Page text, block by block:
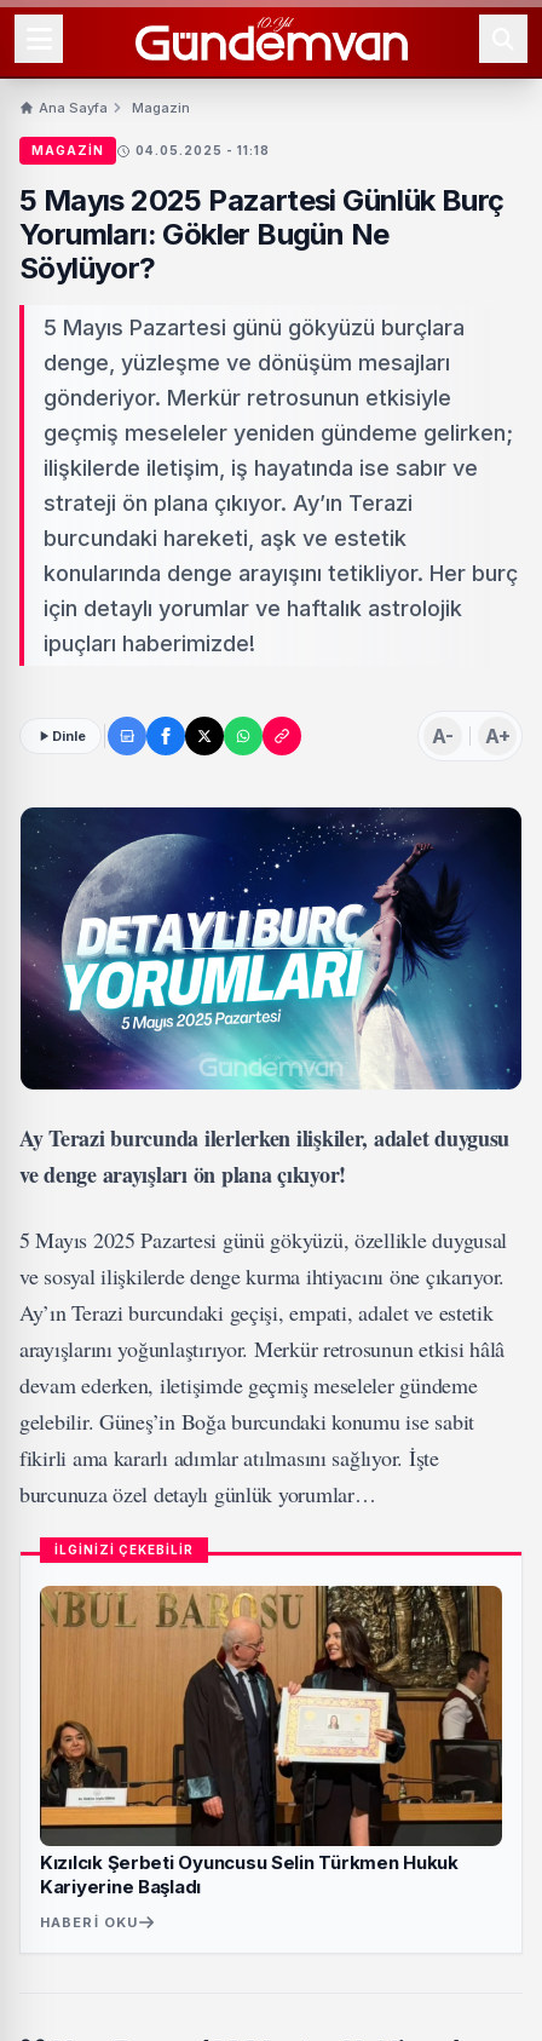
Ana Sayfa Magazin
MAGAZIN 04.05.2025 - 11:18
5 Mayıs 2025 Pazartesi Günlük Burç
Yorumları: Gökler Bugün Ne
Söylüyor?
5 Mayıs Pazartesi günü gökyüzü burçlara
denge, yüzleşme ve dönüşüm mesajları
gönderiyor. Merkür retrosunun etkisiyle
geçmiş meseleler yeniden gündeme gelirken;
ilişkilerde iletişim, iş hayatında ise sabır ve
strateji ön plana çıkıyor. Ay’ın Terazi
burcundaki hareketi, aşk ve estetik
konularında denge arayışını tetikliyor. Her burç
için detaylı yorumlar ve haftalık astrolojik
ipuçları haberimizde!
Dinle A- A+
Ay Terazi burcunda ilerlerken ilişkiler, adalet duygusu
ve denge arayışları ön plana çıkıyor!
5 Mayıs 2025 Pazartesi günü gökyüzü, özellikle duygusal
ve sosyal ilişkilerde denge kurma ihtiyacını öne çıkarıyor.
Ay’ın Terazi burcundaki geçişi, empati, adalet ve estetik
arayışlarını yoğunlaştırıyor. Merkür retrosunun etkisi hâlâ
devam ederken, iletişimde geçmiş meseleler gündeme
gelebilir. Güneş’in Boğa burcundaki konumu ise sabit
fikirli ama kararlı adımlar atılmasını sağlıyor. İşte
burcunuza özel detaylı günlük yorumlar…
İLGİNİZİ ÇEKEBİLİR
Kızılcık Şerbeti Oyuncusu Selin Türkmen Hukuk
Kariyerine Başladı
HABERI OKU